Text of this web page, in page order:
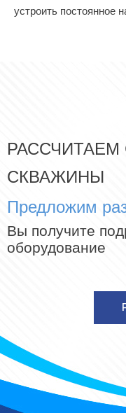
устроить постоянное
СКВАЖИНЫ
Предложим
Вы получите
оборудование